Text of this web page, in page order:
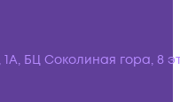
БЦ Соколиная гора, 8